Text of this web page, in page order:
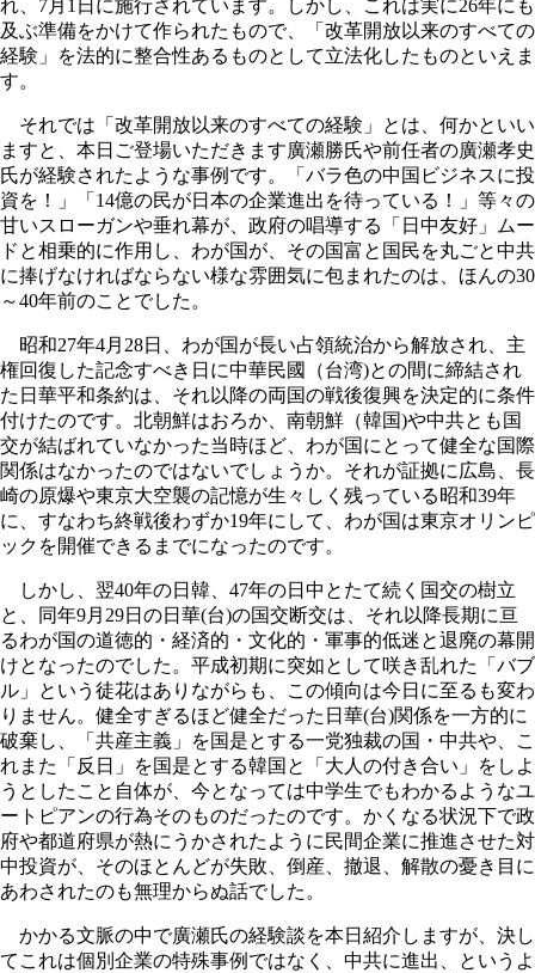
れ、7月1日に施行されています。しかし、これは実に26年にも
及ぶ準備をかけて作られたもので、「改革開放以来のすべての
経験」を法的に整合性あるものとして立法化したものといえま
す。
それでは「改革開放以来のすべての経験」とは、何かといい
ますと、本日ご登場いただきます廣瀬勝氏や前任者の廣瀬孝史
氏が経験されたような事例です。「バラ色の中国ビジネスに投
資を！」「14億の民が日本の企業進出を待っている！」等々の
甘いスローガンや垂れ幕が、政府の唱導する「日中友好」ムー
ドと相乗的に作用し、わが国が、その国富と国民を丸ごと中共
に捧げなければならない様な雰囲気に包まれたのは、ほんの30
～40年前のことでした。
昭和27年4月28日、わが国が長い占領統治から解放され、主
権回復した記念すべき日に中華民國（台湾)との間に締結され
た日華平和条約は、それ以降の両国の戦後復興を決定的に条件
付けたのです。北朝鮮はおろか、南朝鮮（韓国)や中共とも国
交が結ばれていなかった当時ほど、わが国にとって健全な国際
関係はなかったのではないでしょうか。それが証拠に広島、長
崎の原爆や東京大空襲の記憶が生々しく残っている昭和39年
に、すなわち終戦後わずか19年にして、わが国は東京オリンピ
ックを開催できるまでになったのです。
しかし、翌40年の日韓、47年の日中とたて続く国交の樹立
と、同年9月29日の日華(台)の国交断交は、それ以降長期に亘
るわが国の道徳的・経済的・文化的・軍事的低迷と退廃の幕開
けとなったのでした。平成初期に突如として咲き乱れた「バブ
ル」という徒花はありながらも、この傾向は今日に至るも変わ
りません。健全すぎるほど健全だった日華(台)関係を一方的に
破棄し、「共産主義」を国是とする一党独裁の国・中共や、こ
れまた「反日」を国是とする韓国と「大人の付き合い」をしよ
うとしたこと自体が、今となっては中学生でもわかるようなユ
ートピアンの行為そのものだったのです。かくなる状況下で政
府や都道府県が熱にうかされたように民間企業に推進させた対
中投資が、そのほとんどが失敗、倒産、撤退、解散の憂き目に
あわされたのも無理からぬ話でした。
かかる文脈の中で廣瀬氏の経験談を本日紹介しますが、決し
てこれは個別企業の特殊事例ではなく、中共に進出、というよ